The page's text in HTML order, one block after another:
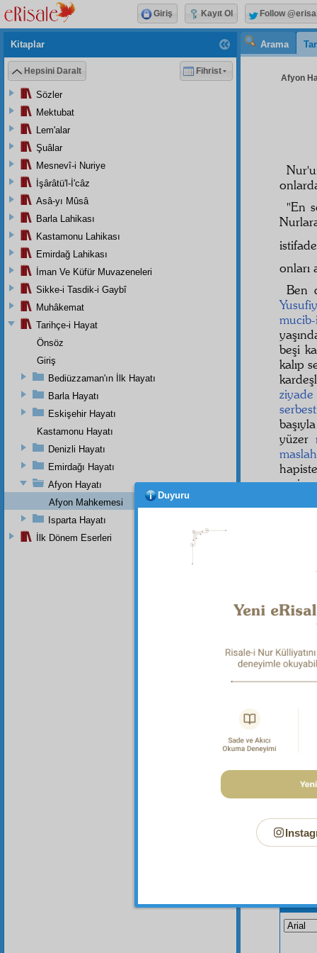
Arama
Afyon
"En
onları
Ben
beşi
kalıp
ziyade
yüzer
ve
ihtar
Dipnot-1
Kitaplar
Hepsini Daralt Fihrist
Sözler
Mektubat
Lem'alar
Şuâlar
Mesnevî-i Nuriye
İşârâtü'l-İ'câz
Asâ-yı Mûsâ
Barla Lahikası
Kastamonu Lahikası
Emirdağ Lahikası
İman Ve Küfür Muvazeneleri
Sikke-i Tasdik-i Gaybî
Muhâkemat
Tarihçe-i Hayat
Önsöz
Giriş
Bediüzzaman'ın İlk Hayatı
Barla Hayatı
Eskişehir Hayatı
Kastamonu Hayatı
Denizli Hayatı
Emirdağı Hayatı
Afyon Hayatı
Afyon Mahkemesi
Isparta Hayatı
İlk Dönem Eserleri
Giriş Kayıt Ol Follow
Duyuru